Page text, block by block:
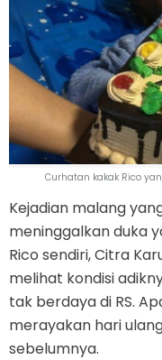
Curhatan kakak Rico
Kejadian malang
meninggalkan duka
Rico sendiri, Citra
melihat kondisi
tak berdaya di RS.
merayakan hari
sebelumnya.